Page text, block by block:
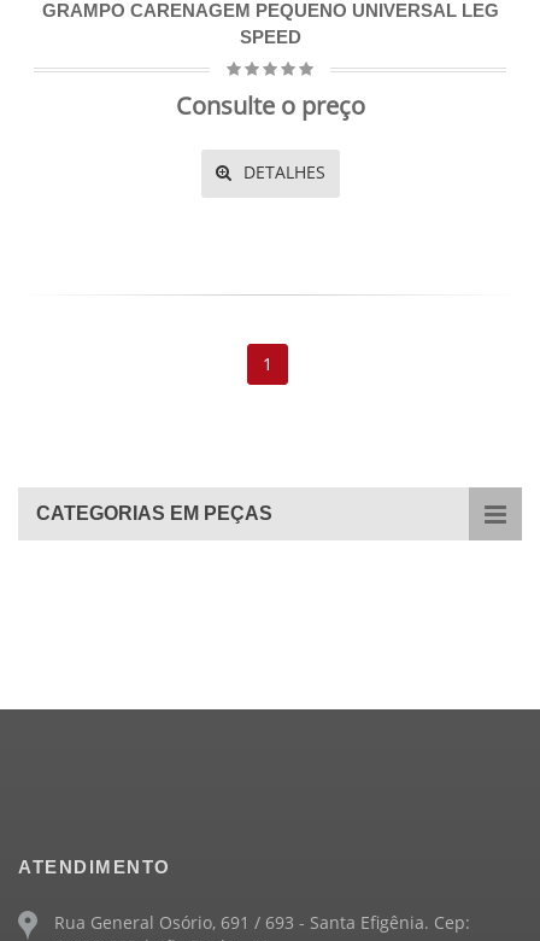
GRAMPO CARENAGEM PEQUENO UNIVERSAL LEG
SPEED
Consulte o preço
DETALHES
1
CATEGORIAS EM PEÇAS
ATENDIMENTO
Rua General Osório, 691 / 693 - Santa Efigênia. Cep: